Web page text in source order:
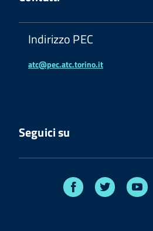
Indirizzo PEC
atc@pec.atc.torino.it
Seguici su
Facebook Twitter